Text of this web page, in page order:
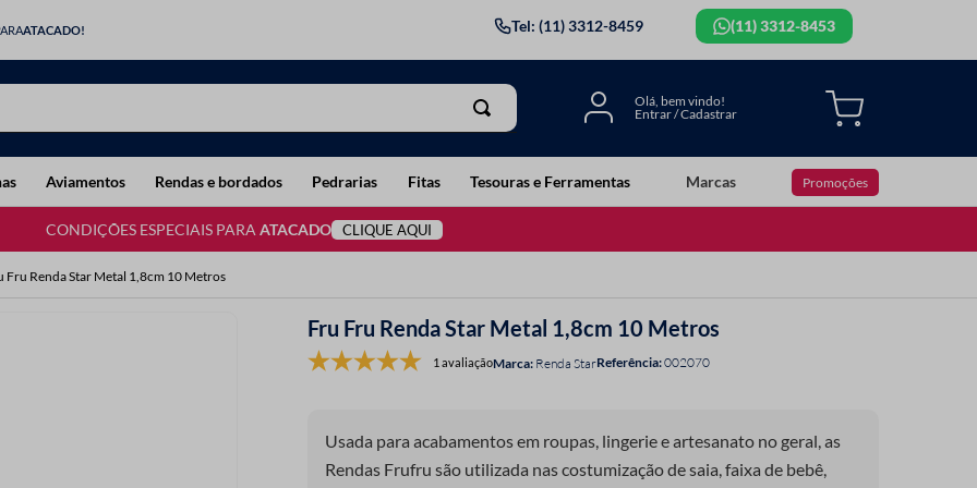
ATACADO! Tel: (11) 3312-8459 (11) 3312-8453
Aviamentos Rendas e bordados Pedrarias Fitas Tesouras e Ferramentas Marcas Promoções
CONDIÇÕES ESPECIAIS PARA ATACADO CLIQUE AQUI
Fru Renda Star Metal 1,8cm 10 Metros
Fru Fru Renda Star Metal 1,8cm 10 Metros
1 avaliação Renda StarReferência:002070
Usada para acabamentos em roupas, lingerie e artesanato no geral, as
Rendas Frufru são utilizada nas costumização de saia, faixa de bebê,